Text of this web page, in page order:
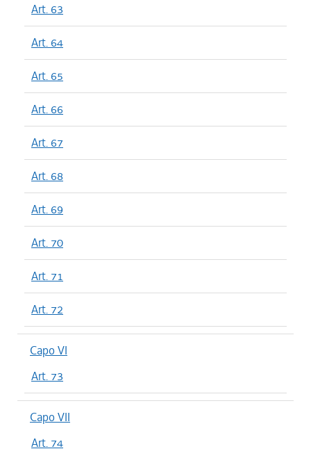
Art. 63
Art. 64
Art. 65
Art. 66
Art. 67
Art. 68
Art. 69
Art. 70
Art. 71
Art. 72
Capo VI
Art. 73
Capo VII
Art. 74